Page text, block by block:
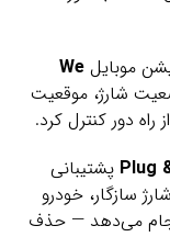
موبایلWe
شارژ، موقعیت
دور کنترل کرد.
Plug پشتیبانی
سازگار، خودرو
می‌دهد — حذف